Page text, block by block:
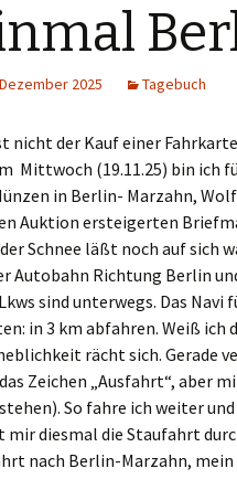
2025 Tagebuch
nicht der Kauf einer
Mittwoch (19.11.25) bin ich
in Berlin- Marzahn,
Auktion ersteigerten
Schnee läßt noch auf sich
Autobahn Richtung Berlin
sind unterwegs. Das
in 3 km abfahren. Weiß
rächt sich. Gerade
Zeichen „Ausfahrt“, aber
So fahre ich weiter
mir diesmal die Staufahrt
nach Berlin-Marzahn,